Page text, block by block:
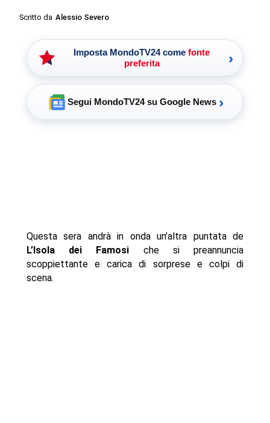
Scritto da Alessio Severo
Imposta MondoTV24 come fonte
preferita
›
Segui MondoTV24 su Google News ›
Questa sera andrà in onda un’altra puntata de
L’Isola dei Famosi che si preannuncia
scoppiettante e carica di sorprese e colpi di
scena.